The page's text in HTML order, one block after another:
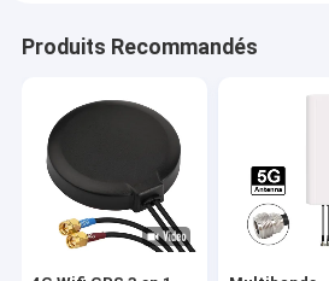
Produits Recommandés